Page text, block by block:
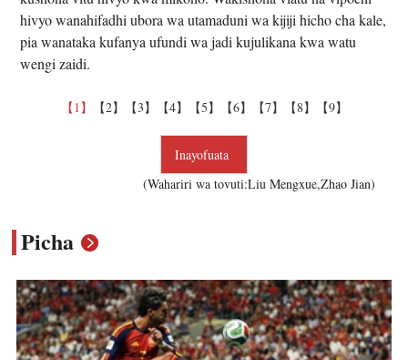
hivyo wanahifadhi ubora wa utamaduni wa kijiji hicho cha kale,
pia wanataka kufanya ufundi wa jadi kujulikana kwa watu
wengi zaidi.
【1】 【2】 【3】 【4】 【5】 【6】 【7】 【8】 【9】
Inayofuata
(Wahariri wa tovuti:Liu Mengxue,Zhao Jian)
Picha